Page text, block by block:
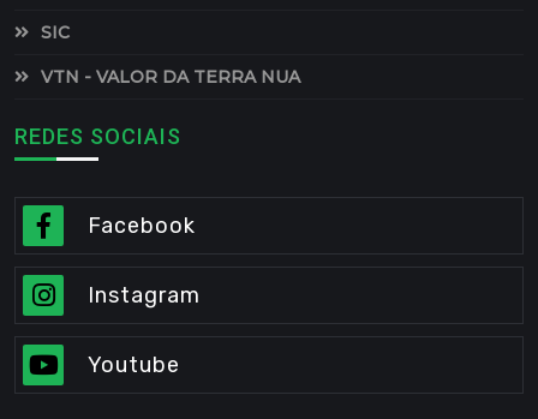
SIC
VTN - VALOR DA TERRA NUA
REDES SOCIAIS
Facebook
Instagram
Youtube